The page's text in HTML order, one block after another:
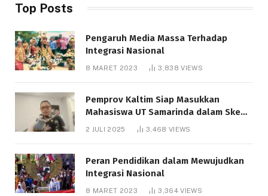
Top Posts
Pengaruh Media Massa Terhadap
Integrasi Nasional
8 MARET 2023 3,838VIEWS
Pemprov Kaltim Siap Masukkan
Mahasiswa UT Samarinda dalam Skema
Bantuan Pendidikan Gratispol
2 JULI 2025 3,468 VIEWS
Peran Pendidikan dalam Mewujudkan
Integrasi Nasional
8 MARET 2023 3,364VIEWS